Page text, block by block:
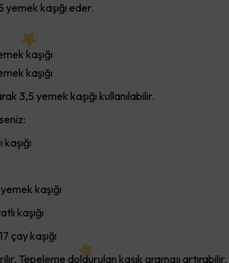
kaşığı eder.
kaşığı
kaşığı
3,5 yemek kaşığı kullanılabilir.
kaşığı
kaşığı
çay kaşığı
Tepeleme doldurulan kaşık gramajı artırabilir.